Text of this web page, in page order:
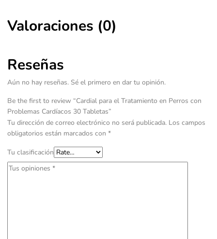
Valoraciones (0)
Reseñas
Aún no hay reseñas. Sé el primero en dar tu opinión.
Be the first to review “Cardial para el Tratamiento en Perros con
Problemas Cardíacos 30 Tabletas”
Tu dirección de correo electrónico no será publicada. Los campos
obligatorios están marcados con *
Tu clasificación